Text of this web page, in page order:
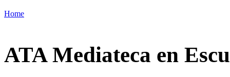
Home
ATA Mediateca en